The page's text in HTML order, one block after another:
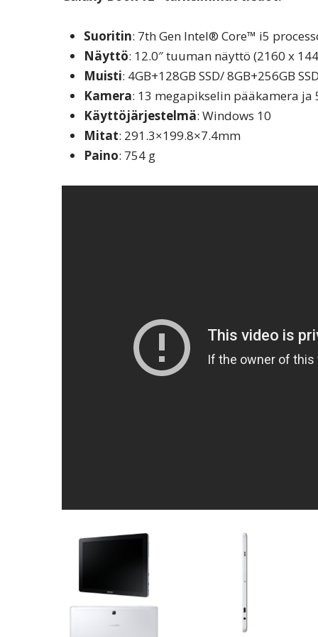
Suoritin: 7th Gen Intel® Core™ i5
Näyttö: 12.0″ tuuman näyttö (2160 x
Muisti: 4GB+128GB SSD/ 8GB+256GB
Kamera: 13 megapikselin pääkamera
Käyttöjärjestelmä: Windows 10
Mitat: 291.3×199.8×7.4mm
Paino: 754 g